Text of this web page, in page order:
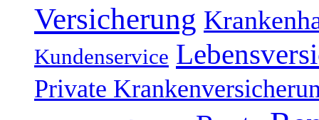
Versicherung
Kundenservice
Private